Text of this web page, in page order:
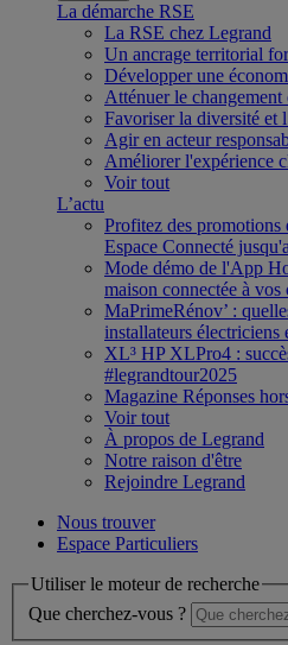
La démarche RSE
La RSE chez Legrand
Un ancrage territorial
Développer une
Atténuer le
Favoriser la diversité et
Agir en acteur
Améliorer l'expérience
Voir tout
L’actu
Profitez des
Espace Connecté
Mode démo de l'App
maison connectée à vos
MaPrimeRénov’ :
installateurs électriciens
XL³ HP XLPro4 :
#legrandtour2025
Magazine Réponses
Voir tout
À propos de Legrand
Notre raison d'être
Rejoindre Legrand
Nous trouver
Espace Particuliers
Utiliser le moteur de recherche
Que cherchez-vous ?